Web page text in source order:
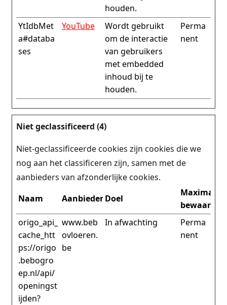
houden.
YtIdbMet
a#databa
ses
YouTube
Wordt gebruikt
om de interactie
van gebruikers
met embedded
inhoud bij te
houden.
Perma
nent
Niet geclassificeerd (4)
Niet-geclassificeerde cookies zijn cookies die we
nog aan het classificeren zijn, samen met de
aanbieders van afzonderlijke cookies.
Naam
Aanbieder Doel
Maximale
origo_api_
cache_htt
ps://origo
.bebogro
ep.nl/api/
openingst
ijden?
www.beb
ovloeren.
be
In afwachting
Perma
nent